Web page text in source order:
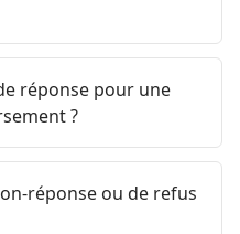
réponse pour une
?
réponse ou de refus